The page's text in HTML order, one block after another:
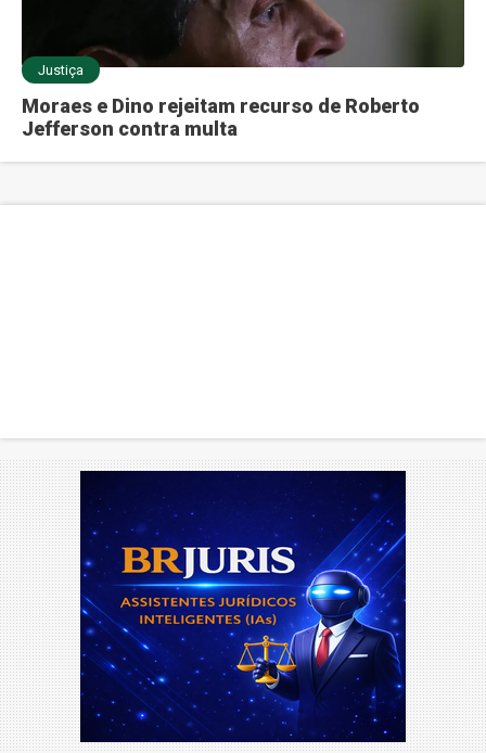
Justiça
Moraes e Dino rejeitam recurso de Roberto
Jefferson contra multa